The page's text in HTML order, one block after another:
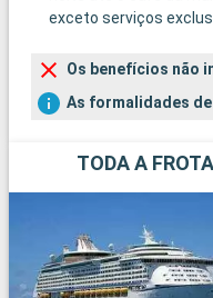
exceto serviços
Os benefícios não
As formalidades
TODA A